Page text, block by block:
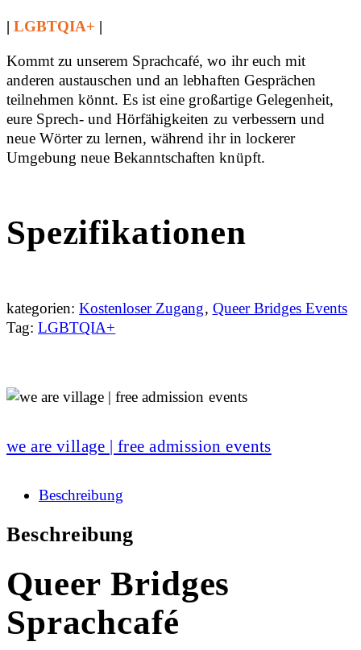
|LGBTQIA+ |
Kommt zu unserem Sprachcafé, wo ihr euch mit
anderen austauschen und an lebhaften Gesprächen
teilnehmen könnt. Es ist eine großartige Gelegenheit,
eure Sprech- und Hörfähigkeiten zu verbessern und
neue Wörter zu lernen, während ihr in lockerer
Umgebung neue Bekanntschaften knüpft.
Spezifikationen
kategorien: Kostenloser Zugang, Queer Bridges Events
Tag: LGBTQIA+
we are village | free admission events
Beschreibung
Beschreibung
Queer Bridges
Sprachcafé